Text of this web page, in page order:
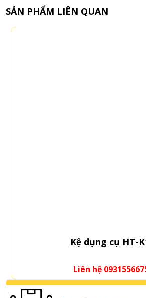
SẢN PHẨM LIÊN QUAN
Kệ dụng cụ HT-K17
Liên hệ 0931556675